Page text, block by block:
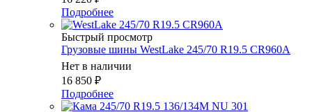
Подробнее
Быстрый просмотр
Грузовые шины WestLake 245/70 R19.5 CR960A
Нет в наличии
16 850 ₽
Подробнее